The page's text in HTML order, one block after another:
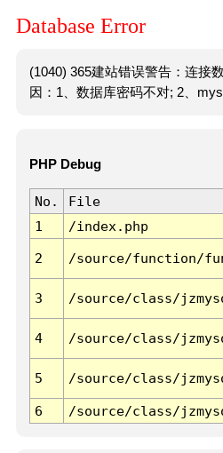
Database Error
(1040) 365建站错误警告：连接
因：1、数据库密码不对; 2、
PHP Debug
No. File
1
/index.php
2 /source/function/
3 /source/class/
4 /source/class/
5 /source/class/
6 /source/class/